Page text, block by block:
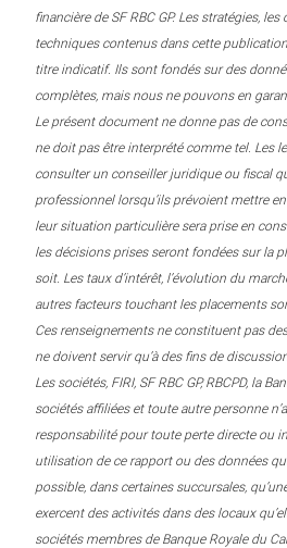
financière de SF RBC GP. Les stratégies,
techniques contenus dans cette
titre indicatif. Ils sont fondés sur des
complètes, mais nous ne pouvons en
Le présent document ne donne pas de
ne doit pas être interprété comme tel. Les
consulter un conseiller juridique ou fiscal
professionnel lorsqu’ils prévoient mettre
leur situation particulière sera prise en
les décisions prises seront fondées sur la
soit. Les taux d’intérêt, l’évolution du
autres facteurs touchant les placements
Ces renseignements ne constituent pas
ne doivent servir qu’à des fins de
Les sociétés, FIRI, SF RBC GP, RBCPD, la
sociétés affiliées et toute autre personne
responsabilité pour toute perte directe ou
utilisation de ce rapport ou des données
possible, dans certaines succursales,
exercent des activités dans des locaux
sociétés membres de Banque Royale du